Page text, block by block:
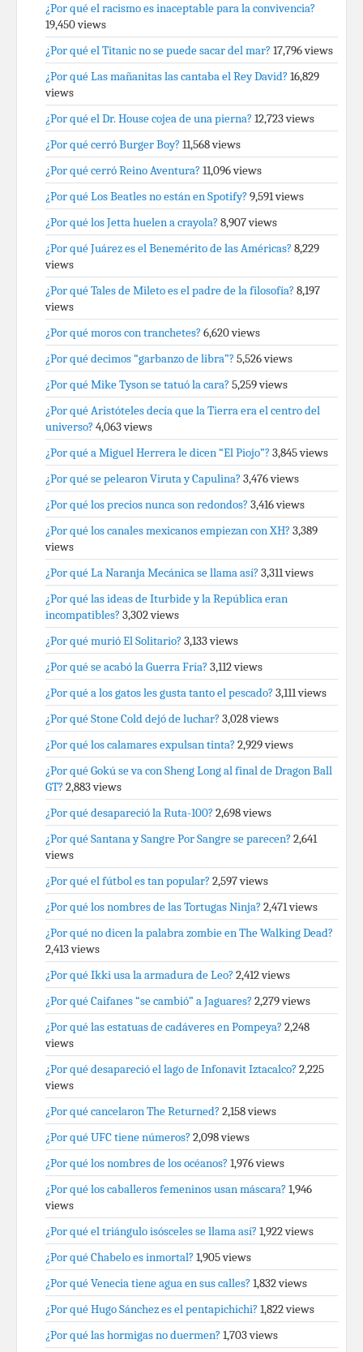
¿Por qué el racismo es inaceptable para la convivencia?
19,450 views
¿Por qué el Titanic no se puede sacar del mar? 17,796 views
¿Por qué Las mañanitas las cantaba el Rey David? 16,829
views
¿Por qué el Dr. House cojea de una pierna? 12,723 views
¿Por qué cerró Burger Boy? 11,568 views
¿Por qué cerró Reino Aventura? 11,096 views
¿Por qué Los Beatles no están en Spotify? 9,591 views
¿Por qué los Jetta huelen a crayola? 8,907 views
¿Por qué Juárez es el Benemérito de las Américas? 8,229
views
¿Por qué Tales de Mileto es el padre de la filosofía? 8,197
views
¿Por qué moros con tranchetes? 6,620 views
¿Por qué decimos “garbanzo de libra”? 5,526 views
¿Por qué Mike Tyson se tatuó la cara? 5,259 views
¿Por qué Aristóteles decía que la Tierra era el centro del
universo? 4,063 views
¿Por qué a Miguel Herrera le dicen “El Piojo”? 3,845 views
¿Por qué se pelearon Viruta y Capulina? 3,476 views
¿Por qué los precios nunca son redondos? 3,416 views
¿Por qué los canales mexicanos empiezan con XH? 3,389
views
¿Por qué La Naranja Mecánica se llama así? 3,311 views
¿Por qué las ideas de Iturbide y la República eran
incompatibles? 3,302 views
¿Por qué murió El Solitario? 3,133 views
¿Por qué se acabó la Guerra Fría? 3,112 views
¿Por qué a los gatos les gusta tanto el pescado? 3,111 views
¿Por qué Stone Cold dejó de luchar? 3,028 views
¿Por qué los calamares expulsan tinta? 2,929 views
¿Por qué Gokú se va con Sheng Long al final de Dragon Ball
GT? 2,883 views
¿Por qué desapareció la Ruta-100? 2,698 views
¿Por qué Santana y Sangre Por Sangre se parecen? 2,641
views
¿Por qué el fútbol es tan popular? 2,597 views
¿Por qué los nombres de las Tortugas Ninja? 2,471 views
¿Por qué no dicen la palabra zombie en The Walking Dead?
2,413 views
¿Por qué Ikki usa la armadura de Leo? 2,412 views
¿Por qué Caifanes “se cambió” a Jaguares? 2,279 views
¿Por qué las estatuas de cadáveres en Pompeya? 2,248
views
¿Por qué desapareció el lago de Infonavit Iztacalco? 2,225
views
¿Por qué cancelaron The Returned? 2,158 views
¿Por qué UFC tiene números? 2,098 views
¿Por qué los nombres de los océanos? 1,976 views
¿Por qué los caballeros femeninos usan máscara? 1,946
views
¿Por qué el triángulo isósceles se llama así? 1,922 views
¿Por qué Chabelo es inmortal? 1,905 views
¿Por qué Venecia tiene agua en sus calles? 1,832 views
¿Por qué Hugo Sánchez es el pentapichichi? 1,822 views
¿Por qué las hormigas no duermen? 1,703 views